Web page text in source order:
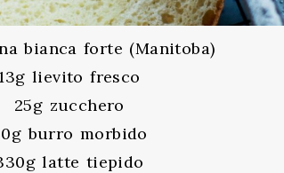
bianca forte (Manitoba)
lievito fresco
25g zucchero
burro morbido
latte tiepido